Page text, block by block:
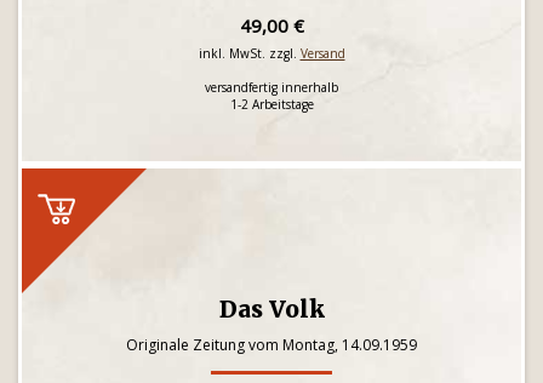
49,00 €
inkl. MwSt. zzgl. Versand
versandfertig innerhalb
1-2 Arbeitstage
Das Volk
Originale Zeitung vom Montag, 14.09.1959